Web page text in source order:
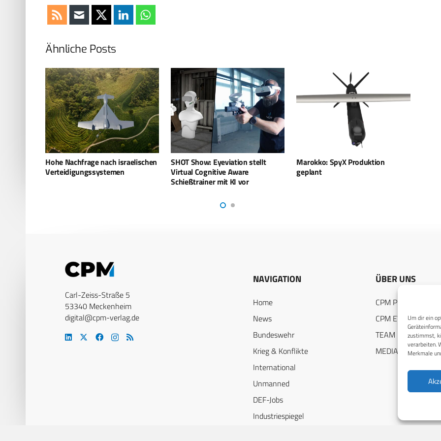
Um dir ein
zustimmst,
verarbeiten.
Merkmale
Ähnliche Posts
SHOT Show: Eyeviation stellt
Virtual Cognitive Aware
Marokko: SpyX Produktion
geplant
Die SkyLark I-LEX im
Kampfeinsatz
Carl-Zeiss-Straße 5
53340 Meckenheim
digital@cpm-verlag.de
NAVIGATION
Home
News
Bundeswehr
Krieg & Konflikte
International
Unmanned
DEF-Jobs
Industriespiegel
ÜBER UNS
CPM PUBLICATIONS
CPM EVENTS
TEAM
MEDIADATEN